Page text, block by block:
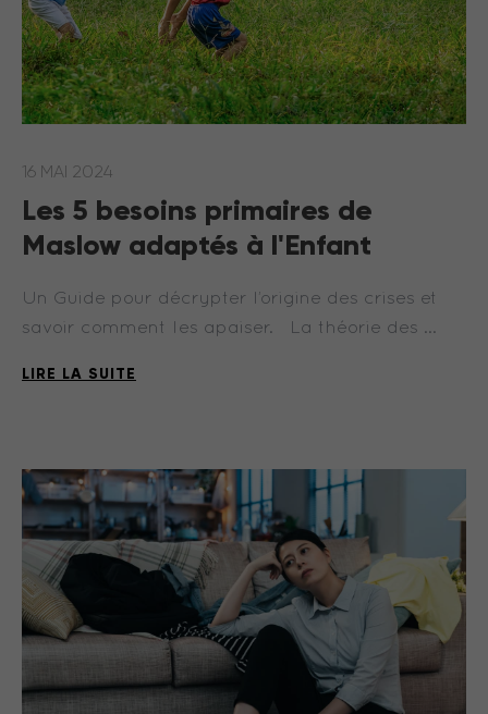
16 MAI 2024
Les 5 besoins primaires de
Maslow adaptés à l'Enfant
Un Guide pour décrypter l’origine des crises et
savoir comment les apaiser. La théorie des …
LIRE LA SUITE